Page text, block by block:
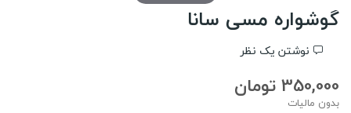
گوشواره مسی سانا
نوشتن یک نظر
350,000 تومان
بدون مالیات